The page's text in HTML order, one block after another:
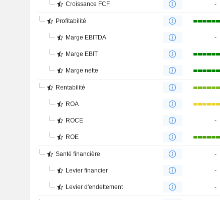
Croissance FCF -
Profitabilité
Marge EBITDA -
Marge EBIT
Marge nette
Rentabilité
ROA
ROCE -
ROE
Santé financière -
Levier financier -
Levier d'endettement -